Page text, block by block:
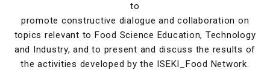
to
promote constructive dialogue and collaboration on
topics relevant to Food Science Education, Technology
and Industry, and to present and discuss the results of
the activities developed by the ISEKI_Food Network.